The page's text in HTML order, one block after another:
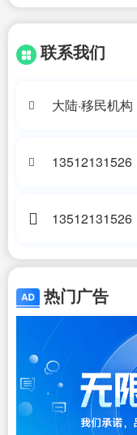
联系我们
大陆·移民机构
13512131526
13512131526
热门广告